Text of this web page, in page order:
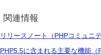
関連情報
リリースノート（PHPコミュニ
PHP5.5に含まれる主要な機能